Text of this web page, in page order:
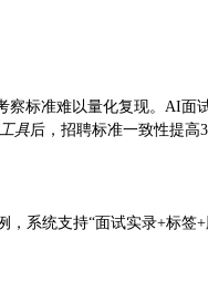
标准难以量化复现。AI面
具后，招聘标准一致性提高
，系统支持“面试实录+标签